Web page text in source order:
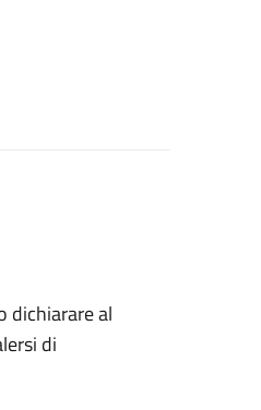
dichiarare al
di